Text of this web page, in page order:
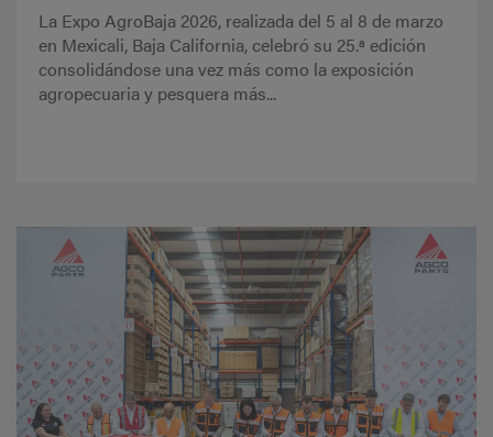
La Expo AgroBaja 2026, realizada del 5 al 8 de marzo
en Mexicali, Baja California, celebró su 25.ª edición
consolidándose una vez más como la exposición
agropecuaria y pesquera más...